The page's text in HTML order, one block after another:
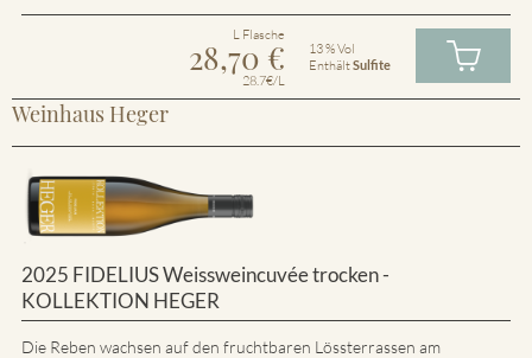
L Flasche
28,70 €
28.7€/L
13 % Vol
EnthältSulfite
Weinhaus Heger
2025 FIDELIUS Weissweincuvée trocken -
KOLLEKTION HEGER
Die Reben wachsen auf den fruchtbaren Lössterrassen am